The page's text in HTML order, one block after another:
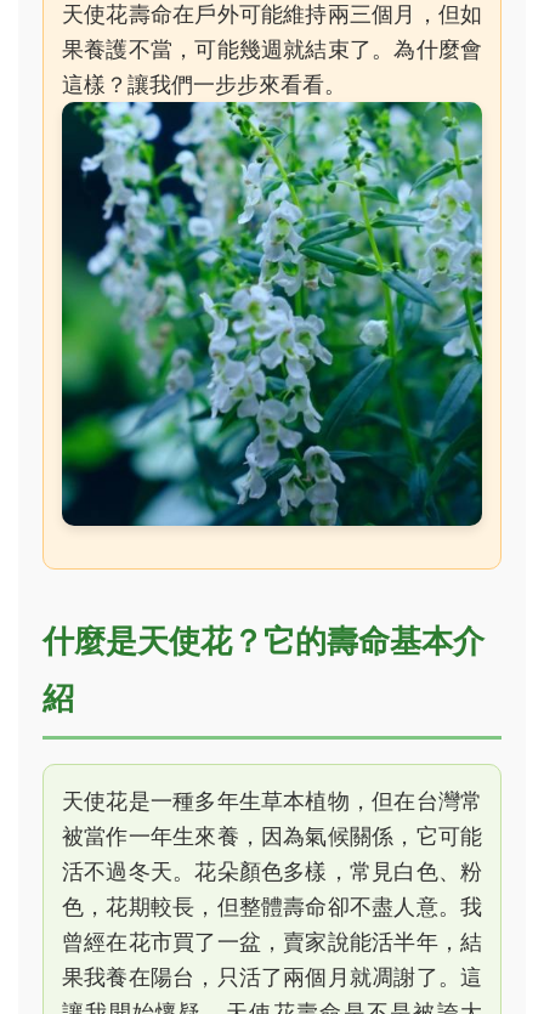
天使花壽命在戶外可能維持兩三個月，但如
果養護不當，可能幾週就結束了。為什麼會
這樣？讓我們一步步來看看。
什麼是天使花？它的壽命基本介
紹
天使花是一種多年生草本植物，但在台灣常
被當作一年生來養，因為氣候關係，它可能
活不過冬天。花朵顏色多樣，常見白色、粉
色，花期較長，但整體壽命卻不盡人意。我
曾經在花市買了一盆，賣家說能活半年，結
果我養在陽台，只活了兩個月就凋謝了。這